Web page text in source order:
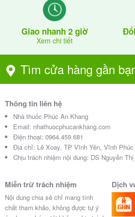
Giao nhanh 2 giờ
Xem chi tiết
Tìm cửa hàng gần
Thông tin liên hệ
Nhà thuốc Phúc An Khang
Email: nhathuocphucankhang.com
Điện thoại: 0964.459.681
Địa chỉ: Lê Xoay, TP Vĩnh Yên, Vĩnh Phúc
Chịu trách nhiệm nội dung: DS Nguyễn
Miễn trừ trách nhiệm
Nội dung chia sẻ chỉ mang tính
chất tham khảo, không được tự ý
Dịch